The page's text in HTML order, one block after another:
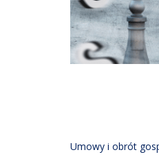
Umowy i obrót